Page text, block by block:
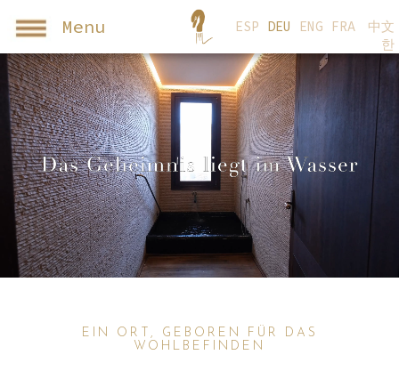
Menu ESP DEU ENG FRA
中文
한
EIN ORT, GEBOREN FÜR DAS
WOHLBEFINDEN